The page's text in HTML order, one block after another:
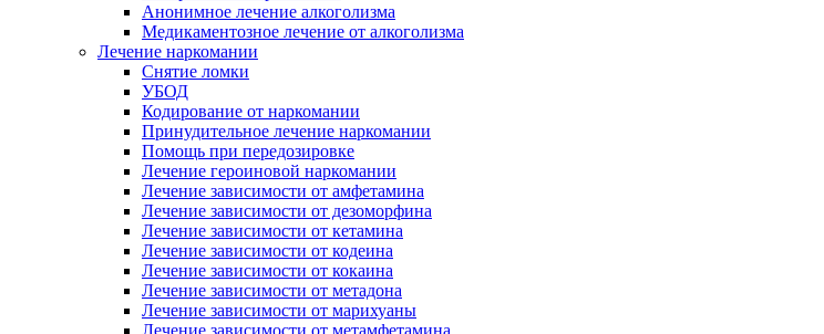
Анонимное лечение алкоголизма
Медикаментозное лечение от алкоголизма
Лечение наркомании
Снятие ломки
УБОД
Кодирование от наркомании
Принудительное лечение наркомании
Помощь при передозировке
Лечение героиновой наркомании
Лечение зависимости от амфетамина
Лечение зависимости от дезоморфина
Лечение зависимости от кетамина
Лечение зависимости от кодеина
Лечение зависимости от кокаина
Лечение зависимости от метадона
Лечение зависимости от марихуаны
Лечение зависимости от метамфетамина